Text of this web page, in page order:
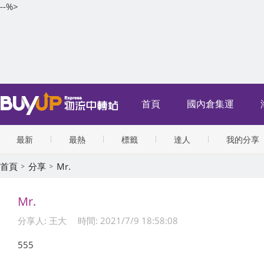
--%>
首頁 國內倉集運
最新 最熱 標籤 達人 我的分享
首頁 分享 Mr.
Mr.
分享人: 王大 時間: 2021/7/9 18:58:08
555